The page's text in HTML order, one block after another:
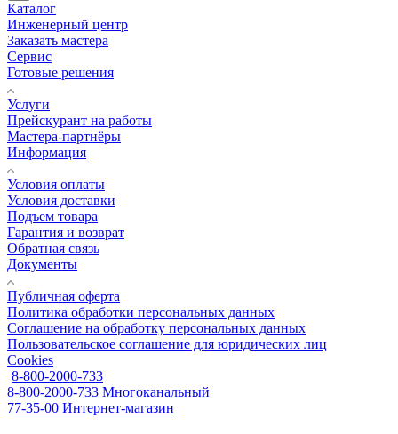
Каталог
Инженерный центр
Заказать мастера
Сервис
Готовые решения
Услуги
Прейскурант на работы
Мастера-партнёры
Информация
Условия оплаты
Условия доставки
Подъем товара
Гарантия и возврат
Обратная связь
Документы
Публичная оферта
Политика обработки персональных данных
Соглашение на обработку персональных данных
Пользовательское соглашение для юридических лиц
Cookies
8-800-2000-733
8-800-2000-733 Многоканальный
77-35-00 Интернет-магазин